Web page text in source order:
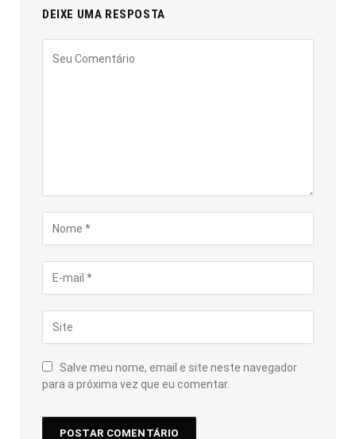
DEIXE UMA RESPOSTA
Salve meu nome, email e site neste navegador
para a próxima vez que eu comentar.